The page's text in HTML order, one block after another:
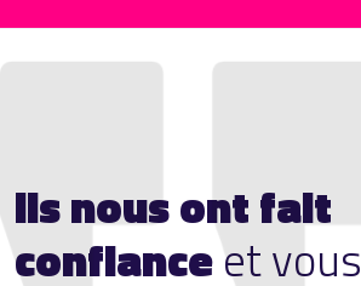
Ils nous ont fait
confianceet vous